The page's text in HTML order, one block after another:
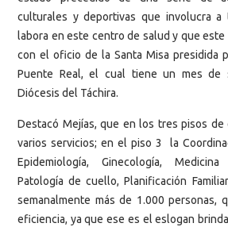
culturales y deportivas que involucra
labora en este centro de salud y que
con el oficio de la Santa Misa presidida
Puente Real, el cual tiene un mes de
Diócesis del Táchira.
Destacó Mejías, que en los tres pisos
varios servicios; en el piso 3 la
Epidemiología, Ginecología, Medicina
Patología de cuello, Planificación
semanalmente más de 1.000 personas,
eficiencia, ya que ese es el eslogan